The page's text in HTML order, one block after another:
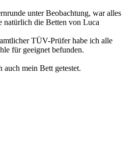
unter Beobachtung, war alles
natürlich die Betten von Luca
TÜV-Prüfer habe ich alle
für geeignet befunden.
auch mein Bett getestet.